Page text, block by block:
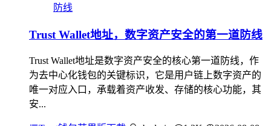
Trust Wallet地址，数字资产安全的第一道防线
Trust Wallet地址是数字资产安全的核心第一道防线，作
为去中心化钱包的关键标识，它是用户链上数字资产的
唯一对应入口，承载着资产收发、存储的核心功能，其
安...